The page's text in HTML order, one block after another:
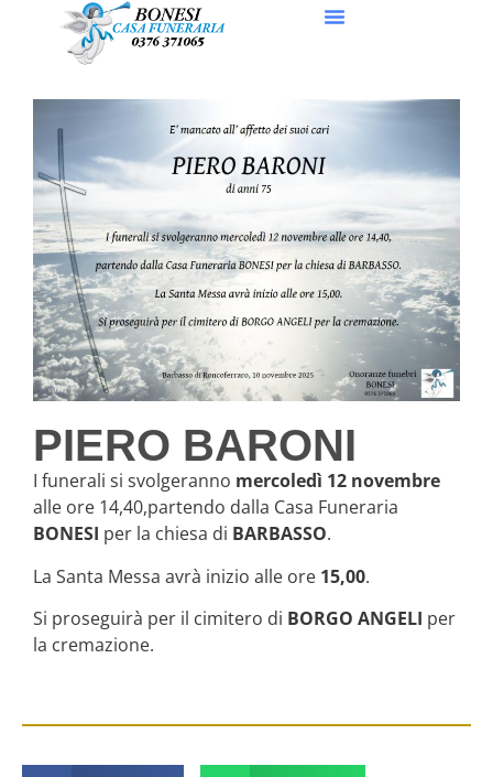
PIERO BARONI
I funerali si svolgeranno mercoledì 12 novembre
alle ore 14,40,partendo dalla Casa Funeraria
BONESI per la chiesa di BARBASSO.
La Santa Messa avrà inizio alle ore 15,00.
Si proseguirà per il cimitero di BORGO ANGELI per
la cremazione.